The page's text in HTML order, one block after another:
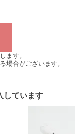
ます。
場合がございます。
しています